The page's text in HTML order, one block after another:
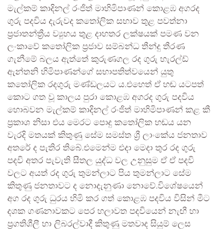
මැල්කම් කාදිනල් රංජිත් මාහිමිපාණන් කොළඹ අගරද
ගුරු පදවිය දැරුවද කතෝලික සභාව තුළ පවත්නා
ප්‍රජාතන්ත්‍රීය ව්‍යුහය තුළ දාහතර ලක්ෂයක් පමණ වන
ලංකාවේ කතෝලික ප්‍රජාව සම්බන්ධ තීන්දු තීරණ
ගැනීමේ බලය ඇත්තේ කුරුණගල රද ගුරු හැරල්ඩ්
ඇන්තනි හිමිපාණන්ගේ සභාපතිත්වයෙන් යුතු
කතෝලික රදගුරු මණ්ඩලයට ය.එහෙත් ඒ හඬ යටපත්
කොට ගත වූ කාලය පුරා කොළඹ අගරද ගුරු පදවිය
හොබවන මැල්කම් කාදිනල් රංජිත් මාහිමිපාණන් කළ කී
ප්‍රකාශ නිසා එය මෙරට පොදු කතෝලික හඬය යන
වැරදි මතයක් කිතුණු සේම සමස්ත ශ්‍රී ලාංකේය ජනතාව
අතරේ ද පැතිර තිබේ.එමෙන්ම එදා මෙදා තුර රද ගුරු
පදවි අතර පැවැති සීතල යුද්ධ වල උනුසුම ඒ ඒ පදවි
වලට අයත් රද ගුරු තුමන්ලාට පිය තුමන්ලාට සේම
කිතුණු ජනතාවට ද නොදැනුණා නොවේ.විශේෂයෙන්
අග රද ගුරු ධුරය හිමි කර ගත් කොළඹ පදවිය විසින් මීට
දශක ගණනාවකට පෙර හලාවත පදවියෙන් නැඟී හා
ප්‍රගතිශීලී හා ලිබරල්වාදී කිතුණු මතවාද සියුම් ලෙස